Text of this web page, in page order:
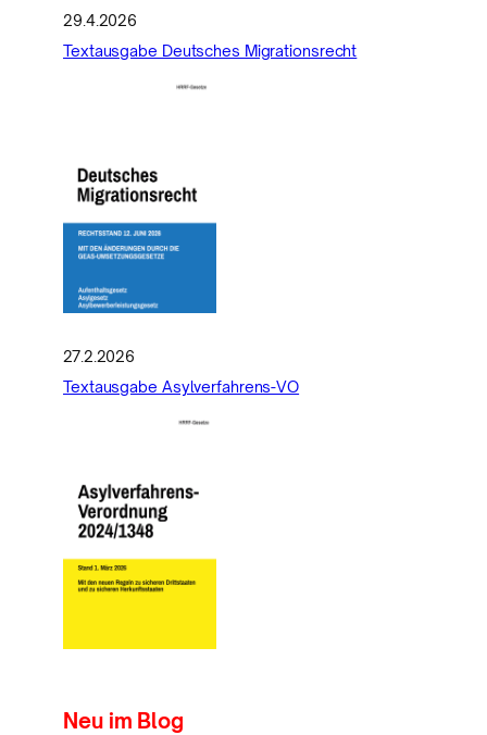
29.4.2026
Textausgabe Deutsches Migrationsrecht
27.2.2026
Textausgabe Asylverfahrens-VO
Neu im Blog